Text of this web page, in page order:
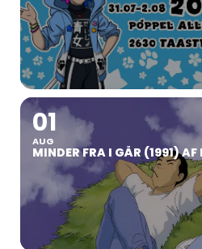
01
AUG
MINDER FRA I GÅR (1991)